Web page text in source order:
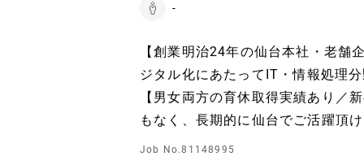
-
【創業明治24年の仙台本社・老舗
ジタル化にあたってIT・情報処理
【男女両方の育休取得実績あり／
もなく、長期的に仙台でご活躍頂
Job No.81148995